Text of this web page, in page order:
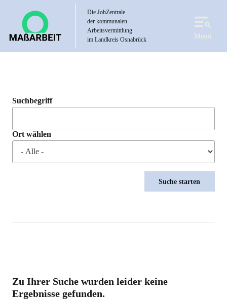
Die JobZentrale
der kommunalen
Arbeitsvermittlung
im Landkreis Osnabrück
Menü
Suchbegriff
Ort wählen
Zu Ihrer Suche wurden leider keine
Ergebnisse gefunden.